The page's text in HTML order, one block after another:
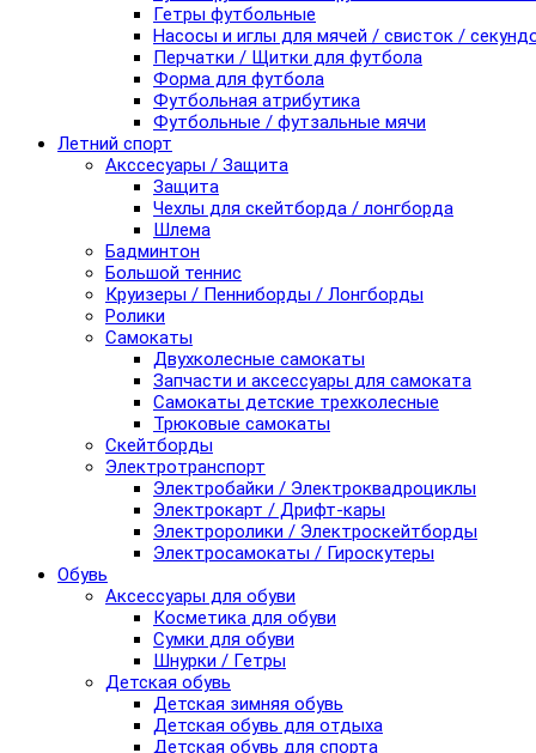
Гетры футбольные
Насосы и иглы для мячей / свисток /
Перчатки / Щитки для футбола
Форма для футбола
Футбольная атрибутика
Футбольные / футзальные мячи
Летний спорт
Акссесуары / Защита
Защита
Чехлы для скейтборда / лонгборда
Шлема
Бадминтон
Большой теннис
Круизеры / Пенниборды / Лонгборды
Ролики
Самокаты
Двухколесные самокаты
Запчасти и аксессуары для самоката
Самокаты детские трехколесные
Трюковые самокаты
Скейтборды
Электротранспорт
Электробайки / Электроквадроциклы
Электрокарт / Дрифт-кары
Электроролики / Электроскейтборды
Электросамокаты / Гироскутеры
Обувь
Аксессуары для обуви
Косметика для обуви
Сумки для обуви
Шнурки / Гетры
Детская обувь
Детская зимняя обувь
Детская обувь для отдыха
Детская обувь для спорта